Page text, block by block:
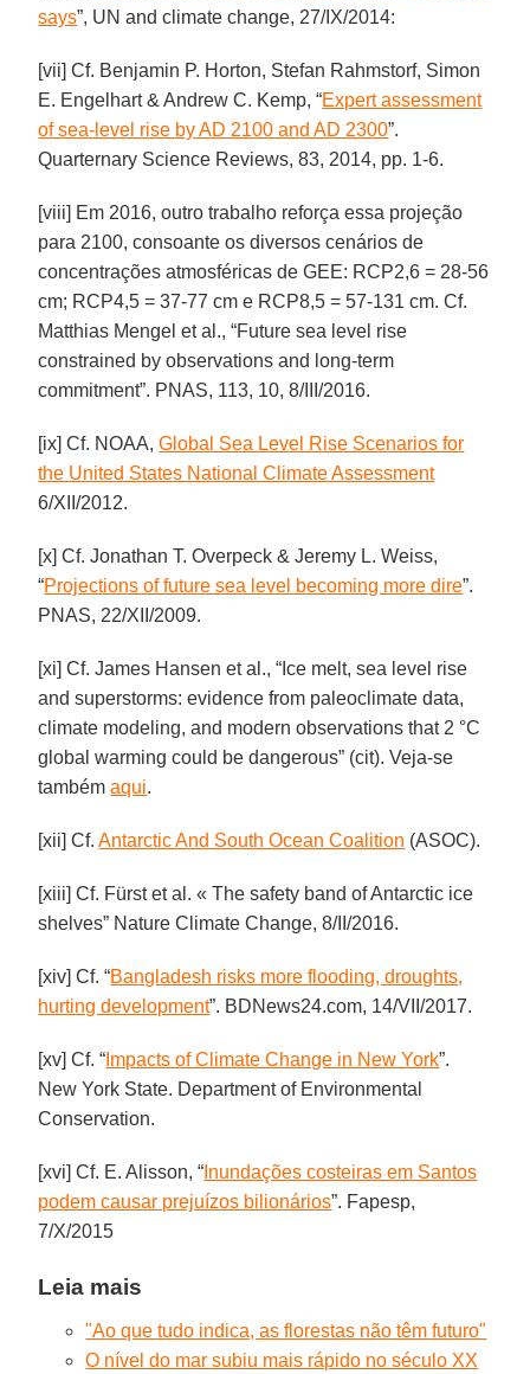
says”, UN and climate change, 27/IX/2014:
[vii] Cf. Benjamin P. Horton, Stefan Rahmstorf, Simon
E. Engelhart & Andrew C. Kemp, “Expert assessment
of sea-level rise by AD 2100 and AD 2300”.
Quarternary Science Reviews, 83, 2014, pp. 1-6.
[viii] Em 2016, outro trabalho reforça essa projeção
para 2100, consoante os diversos cenários de
concentrações atmosféricas de GEE: RCP2,6 = 28-56
cm; RCP4,5 = 37-77 cm e RCP8,5 = 57-131 cm. Cf.
Matthias Mengel et al., “Future sea level rise
constrained by observations and long-term
commitment”. PNAS, 113, 10, 8/III/2016.
[ix] Cf. NOAA,Global Sea Level Rise Scenarios for
the United States National Climate Assessment
6/XII/2012.
[x] Cf. Jonathan T. Overpeck & Jeremy L. Weiss,
“Projections of future sea level becoming more dire”.
PNAS, 22/XII/2009.
[xi] Cf. James Hansen et al., “Ice melt, sea level rise
and superstorms: evidence from paleoclimate data,
climate modeling, and modern observations that 2 °C
global warming could be dangerous” (cit). Veja-se
tambémaqui.
[xii] Cf.Antarctic And South Ocean Coalition (ASOC).
[xiii] Cf. Fürst et al. « The safety band of Antarctic ice
shelves” Nature Climate Change, 8/II/2016.
[xiv] Cf. “Bangladesh risks more flooding, droughts,
hurting development”. BDNews24.com, 14/VII/2017.
[xv] Cf. “ Impacts of Climate Change in New York”.
New York State. Department of Environmental
Conservation.
[xvi] Cf. E. Alisson, “ Inundações costeiras em Santos
podem causar prejuízos bilionários”. Fapesp,
7/X/2015
Leia mais
"Ao que tudo indica, as florestas não têm futuro"
O nível do mar subiu mais rápido no século XX